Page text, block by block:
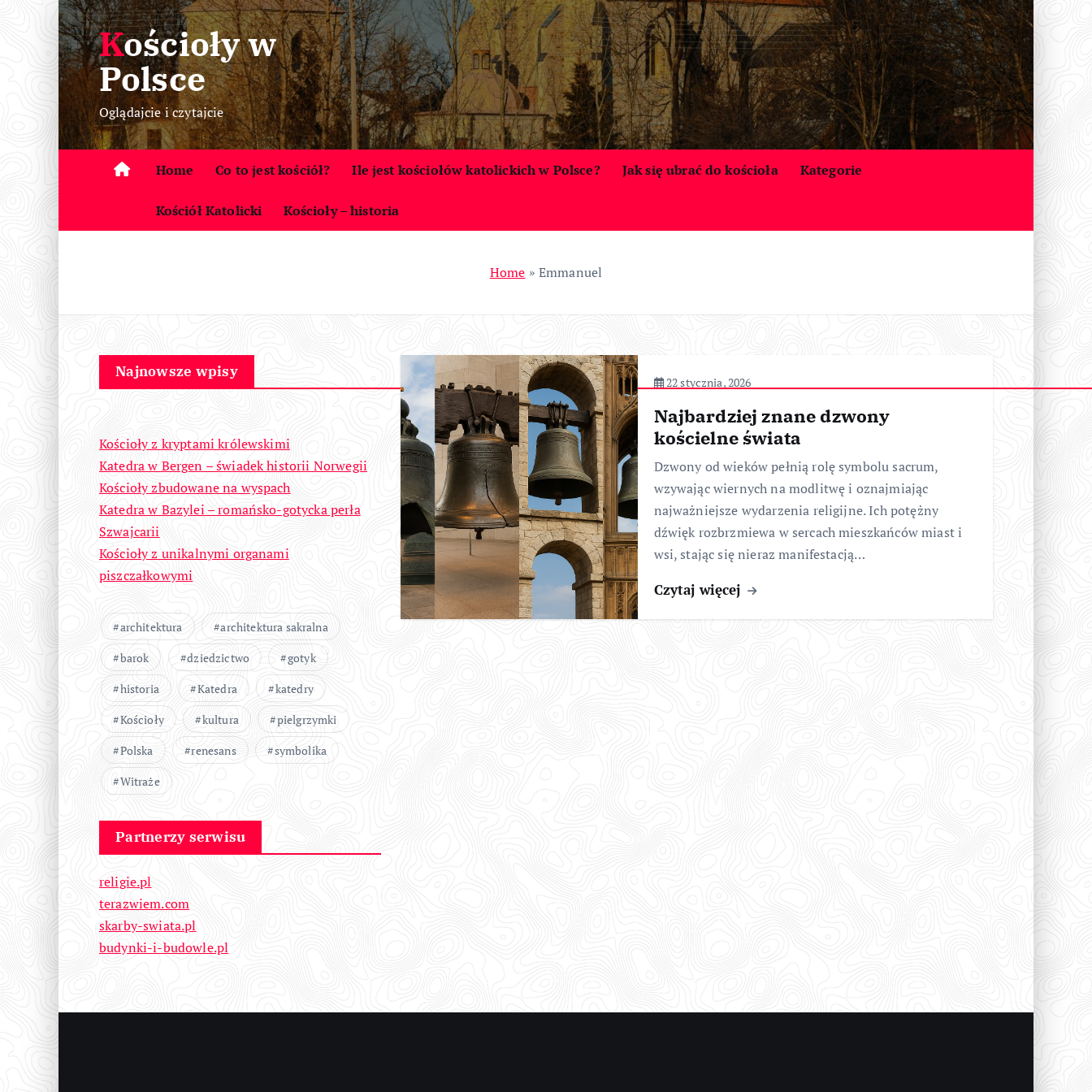
S
k
i
p
t
c
e
Kościoły w
Polsce
Oglądajcie i czytajcie
Home Co to jest kościół? Ile jest kościołów katolickich w Polsce? Jak się ubrać do kościoła Kategorie
Kościół Katolicki Kościoły – historia
Home » Emmanuel
Najnowsze wpisy
Kościoły z kryptami królewskimi
Katedra w Bergen – świadek historii Norwegii
Kościoły zbudowane na wyspach
Katedra w Bazylei – romańsko-gotycka perła
Szwajcarii
Kościoły z unikalnymi organami
piszczałkowymi
architektura
architektura sakralna
barok
dziedzictwo
gotyk
historia
Katedra
katedry
Kościoły
kultura
pielgrzymki
Polska
renesans
symbolika
Witraże
Partnerzy serwisu
religie.pl
terazwiem.com
skarby-swiata.pl
budynki-i-budowle.pl
22 stycznia, 2026
Najbardziej znane dzwony
kościelne świata
Dzwony od wieków pełnią rolę symbolu sacrum,
wzywając wiernych na modlitwę i oznajmiając
najważniejsze wydarzenia religijne. Ich potężny
dźwięk rozbrzmiewa w sercach mieszkańców miast i
wsi, stając się nieraz manifestacją…
Czytaj więcej